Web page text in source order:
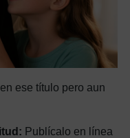
ese título pero aun
Publícalo en línea